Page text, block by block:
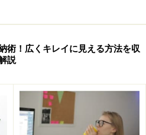
などは容器に移し替えるとしま
術！広くキレイに見える方法を収
説